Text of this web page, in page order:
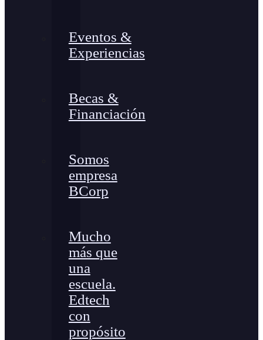
Eventos &
Experiencias
Becas &
Financiación
Somos
empresa
BCorp
Mucho
más que
una
escuela.
Edtech
con
propósito